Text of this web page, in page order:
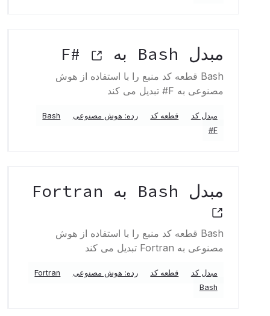
مبدل Bash به F#
Bash قطعه کد منبع را با استفاده از هوش
مصنوعی به F# تبدیل می کند
مبدل کد قطعه کد رده: هوش مصنوعی
Bash
F#
مبدل Bash به Fortran
Bash قطعه کد منبع را با استفاده از هوش
مصنوعی به Fortran تبدیل می کند
مبدل کد قطعه کد رده: هوش مصنوعی
Fortran
Bash